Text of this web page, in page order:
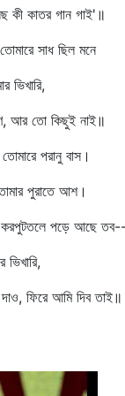
কী কাতর গান গাই'॥
সাধ ছিল মনে
আর তো কিছুই নাই॥
পরানু বাস।
পুরাতে আশ।
পড়ে আছে
ফিরে আমি দিব তাই॥